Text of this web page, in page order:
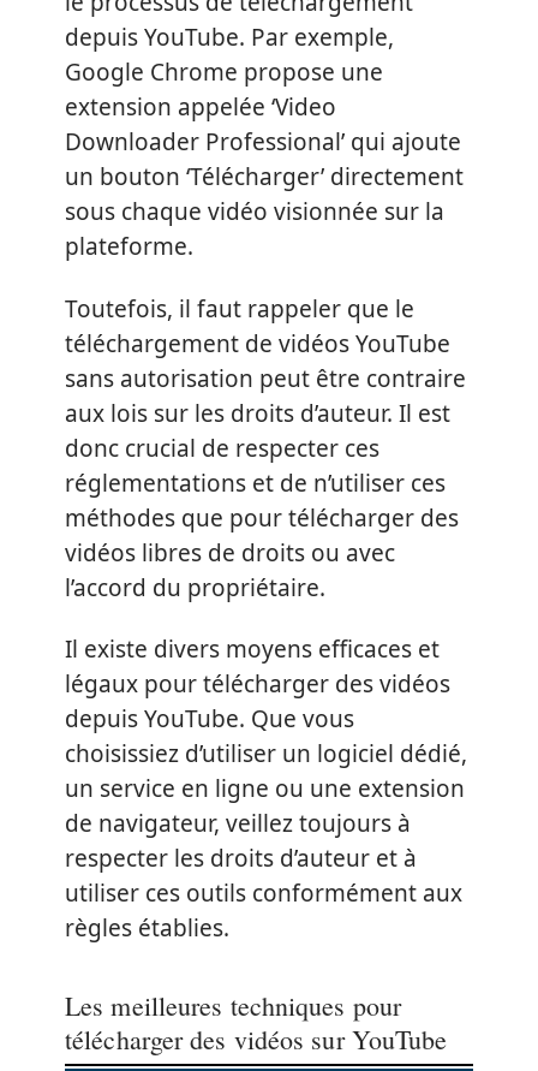
depuis YouTube. Par exemple,
Google Chrome propose une
extension appelée ‘Video
Downloader Professional’ qui ajoute
un bouton ‘Télécharger’ directement
sous chaque vidéo visionnée sur la
plateforme.
Toutefois, il faut rappeler que le
téléchargement de vidéos YouTube
sans autorisation peut être contraire
aux lois sur les droits d’auteur. Il est
donc crucial de respecter ces
réglementations et de n’utiliser ces
méthodes que pour télécharger des
vidéos libres de droits ou avec
l’accord du propriétaire.
Il existe divers moyens efficaces et
légaux pour télécharger des vidéos
depuis YouTube. Que vous
choisissiez d’utiliser un logiciel dédié,
un service en ligne ou une extension
de navigateur, veillez toujours à
respecter les droits d’auteur et à
utiliser ces outils conformément aux
règles établies.
Les meilleures techniques pour
télécharger des vidéos sur YouTube